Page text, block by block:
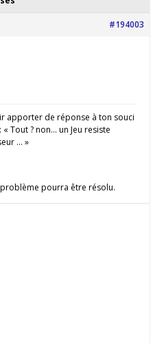
#194003
apporter de réponse à ton souci
Tout ? non… un Jeu resiste
… »
pourra être résolu.